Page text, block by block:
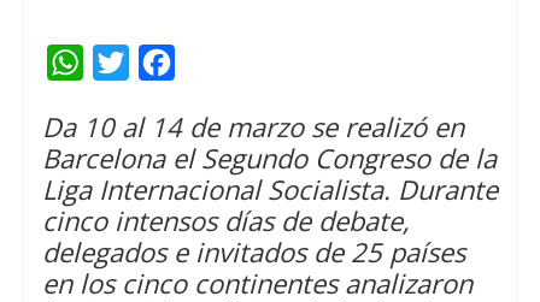
W
a
t
s
A
p
i
t
t
e
r
c
e
b
o
o
Da 10 al 14 de marzo se realizó en
Barcelona el Segundo Congreso de la
Liga Internacional Socialista. Durante
cinco intensos días de debate,
delegados e invitados de25 países
en los cinco continentes analizaron